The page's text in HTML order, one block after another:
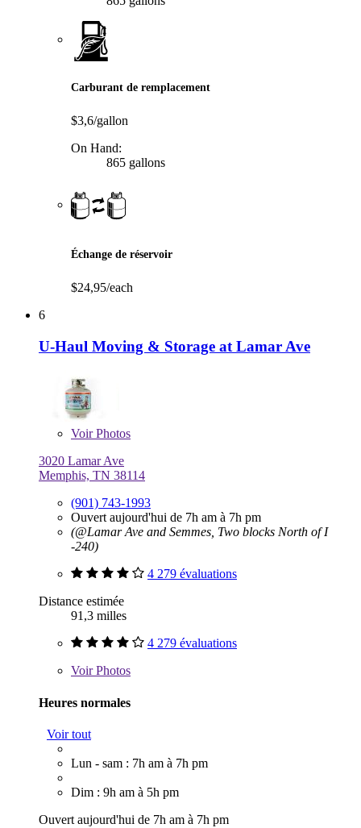
Carburant de remplacement
$3,6/gallon
On Hand:
865 gallons
Échange de réservoir
$24,95/each
6
U-Haul Moving & Storage at Lamar Ave
VoirPhotos
3020 Lamar Ave
Memphis, TN 38114
(901) 743-1993
Ouvert aujourd'hui de 7h am à 7h pm
(@Lamar Ave and Semmes, Two blocks North of I
-240)
4 279 évaluations
Distance estimée
91,3 milles
4 279 évaluations
VoirPhotos
Heures normales
Voir tout
Lun - sam : 7h am à 7h pm
Dim : 9h am à 5h pm
Ouvert aujourd'hui de 7h am à 7h pm